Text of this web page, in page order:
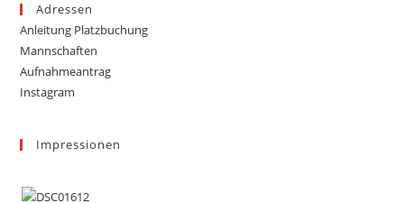
Adressen
Anleitung Platzbuchung
Mannschaften
Aufnahmeantrag
Instagram
Impressionen